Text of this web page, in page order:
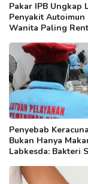
Pakar IPB Ungkap
Penyakit
Wanita Paling
Penyebab
Bukan Hanya
Labkesda: Bakteri